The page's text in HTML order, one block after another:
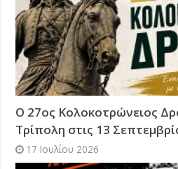
Ο 27ος Κολοκοτρώνειος
Τρίπολη στις 13
17 Ιουλίου 2026